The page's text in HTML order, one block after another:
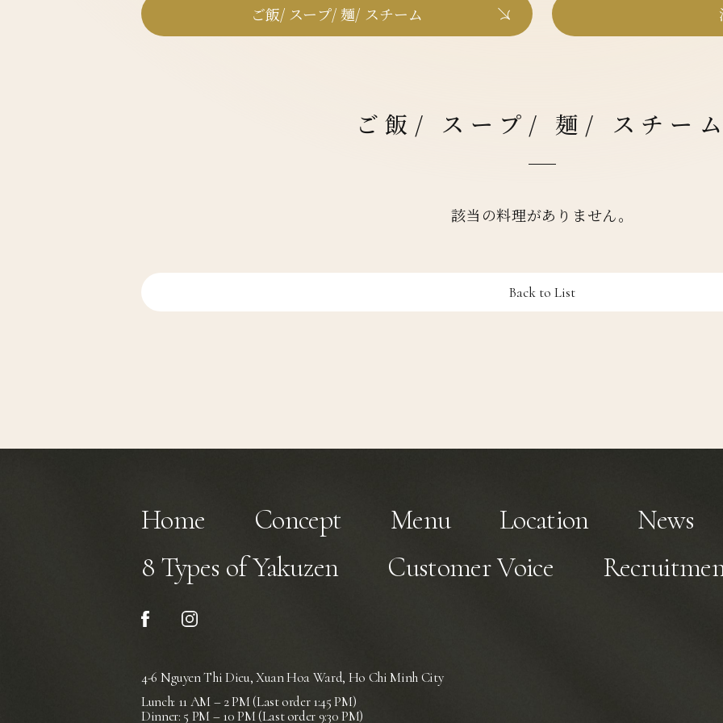
ご飯/ スープ/ 麺/ スチーム
ご飯/ スープ/ 麺/ スチー
該当の料理がありません。
Back to List
Home Concept Menu Location
News
8 Types of Yakuzen
Customer Voice
4-6 Nguyen Thi Dieu, Xuan Hoa Ward, Ho Chi Minh City
Lunch: 11 AM – 2 PM (Last order 1:45 PM)
Dinner: 5 PM – 10 PM (Last order 9:30 PM)